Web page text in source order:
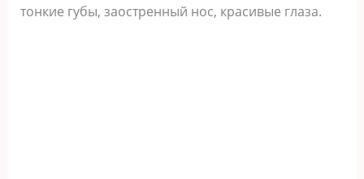
тонкие губы, заостренный нос, красивые глаза.